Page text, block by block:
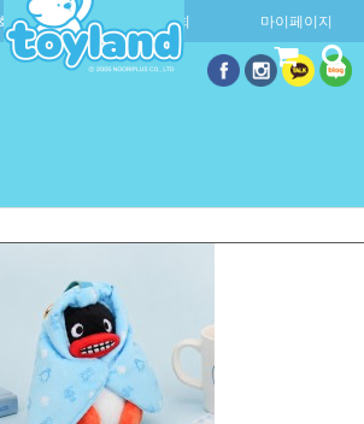
회원가입 주문조회 마이페이지